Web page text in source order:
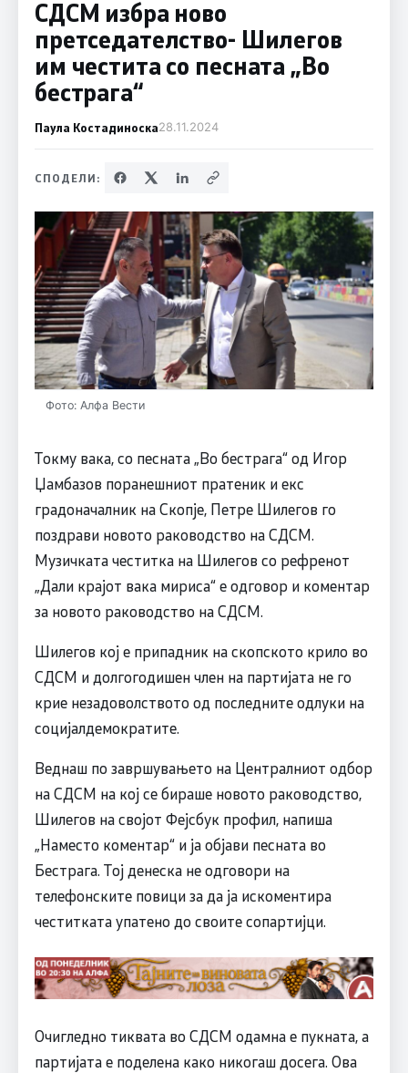
СДСМ избра ново
претседателство- Шилегов
им честита со песната „Во
бестрага“
Паула Костадиноска28.11.2024
СПОДЕЛИ:
Фото: Алфа Вести
Токму вака, со песната „Во бестрага“ од Игор
Џамбазов поранешниот пратеник и екс
градоначалник на Скопје, Петре Шилегов го
поздрави новото раководство на СДСМ.
Музичката честитка на Шилегов со рефренот
„Дали крајот вака мириса“ е одговор и коментар
за новото раководство на СДСМ.
Шилегов кој е припадник на скопското крило во
СДСМ и долгогодишен член на партијата не го
крие незадоволството од последните одлуки на
социјалдемократите.
Веднаш по завршувањето на Централниот одбор
на СДСМ на кој се бираше новото раководство,
Шилегов на својот Фејсбук профил, напиша
„Наместо коментар“ и ја објави песната во
Бестрага. Тој денеска не одговори на
телефонските повици за да ја искоментира
честитката упатено до своите сопартијци.
Очигледно тиквата во СДСМ одамна е пукната, а
партијата е поделена како никогаш досега. Ова